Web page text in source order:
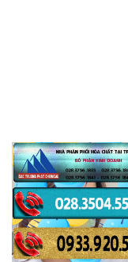
đường trưởng
cam kết không
dạng hóa danh
đa dạng của thị
Với tầm nhìn và